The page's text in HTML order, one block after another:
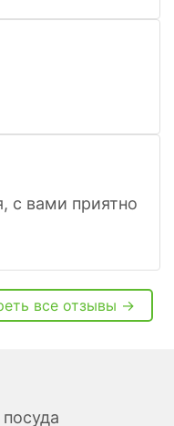
Вежливый
с вами приятно
все отзывы →